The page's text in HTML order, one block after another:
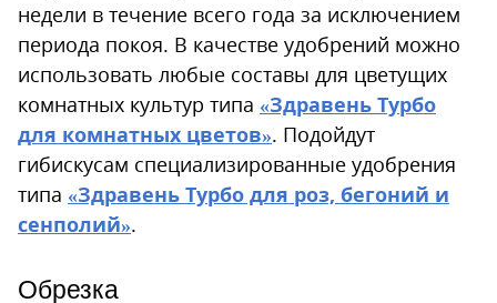
недели в течение всего года за исключением
периода покоя. В качестве удобрений можно
использовать любые составы для цветущих
комнатных культур типа «Здравень Турбо
для комнатных цветов». Подойдут
гибискусам специализированные удобрения
типа «Здравень Турбо для роз, бегоний и
сенполий».
Обрезка